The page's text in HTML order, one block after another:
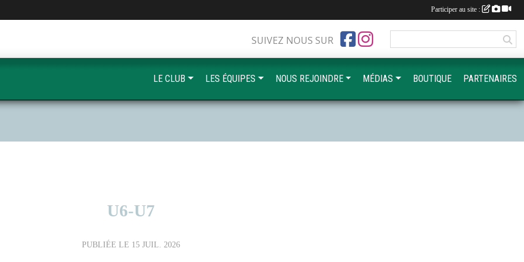
U6-U7
PUBLIÉE LE 15 JUIL. 2026
SUIVEZ NOUS SUR
LE CLUB LES ÉQUIPES NOUS REJOINDRE MÉDIAS BOUTIQUE PARTENAIRES
Participer au site :